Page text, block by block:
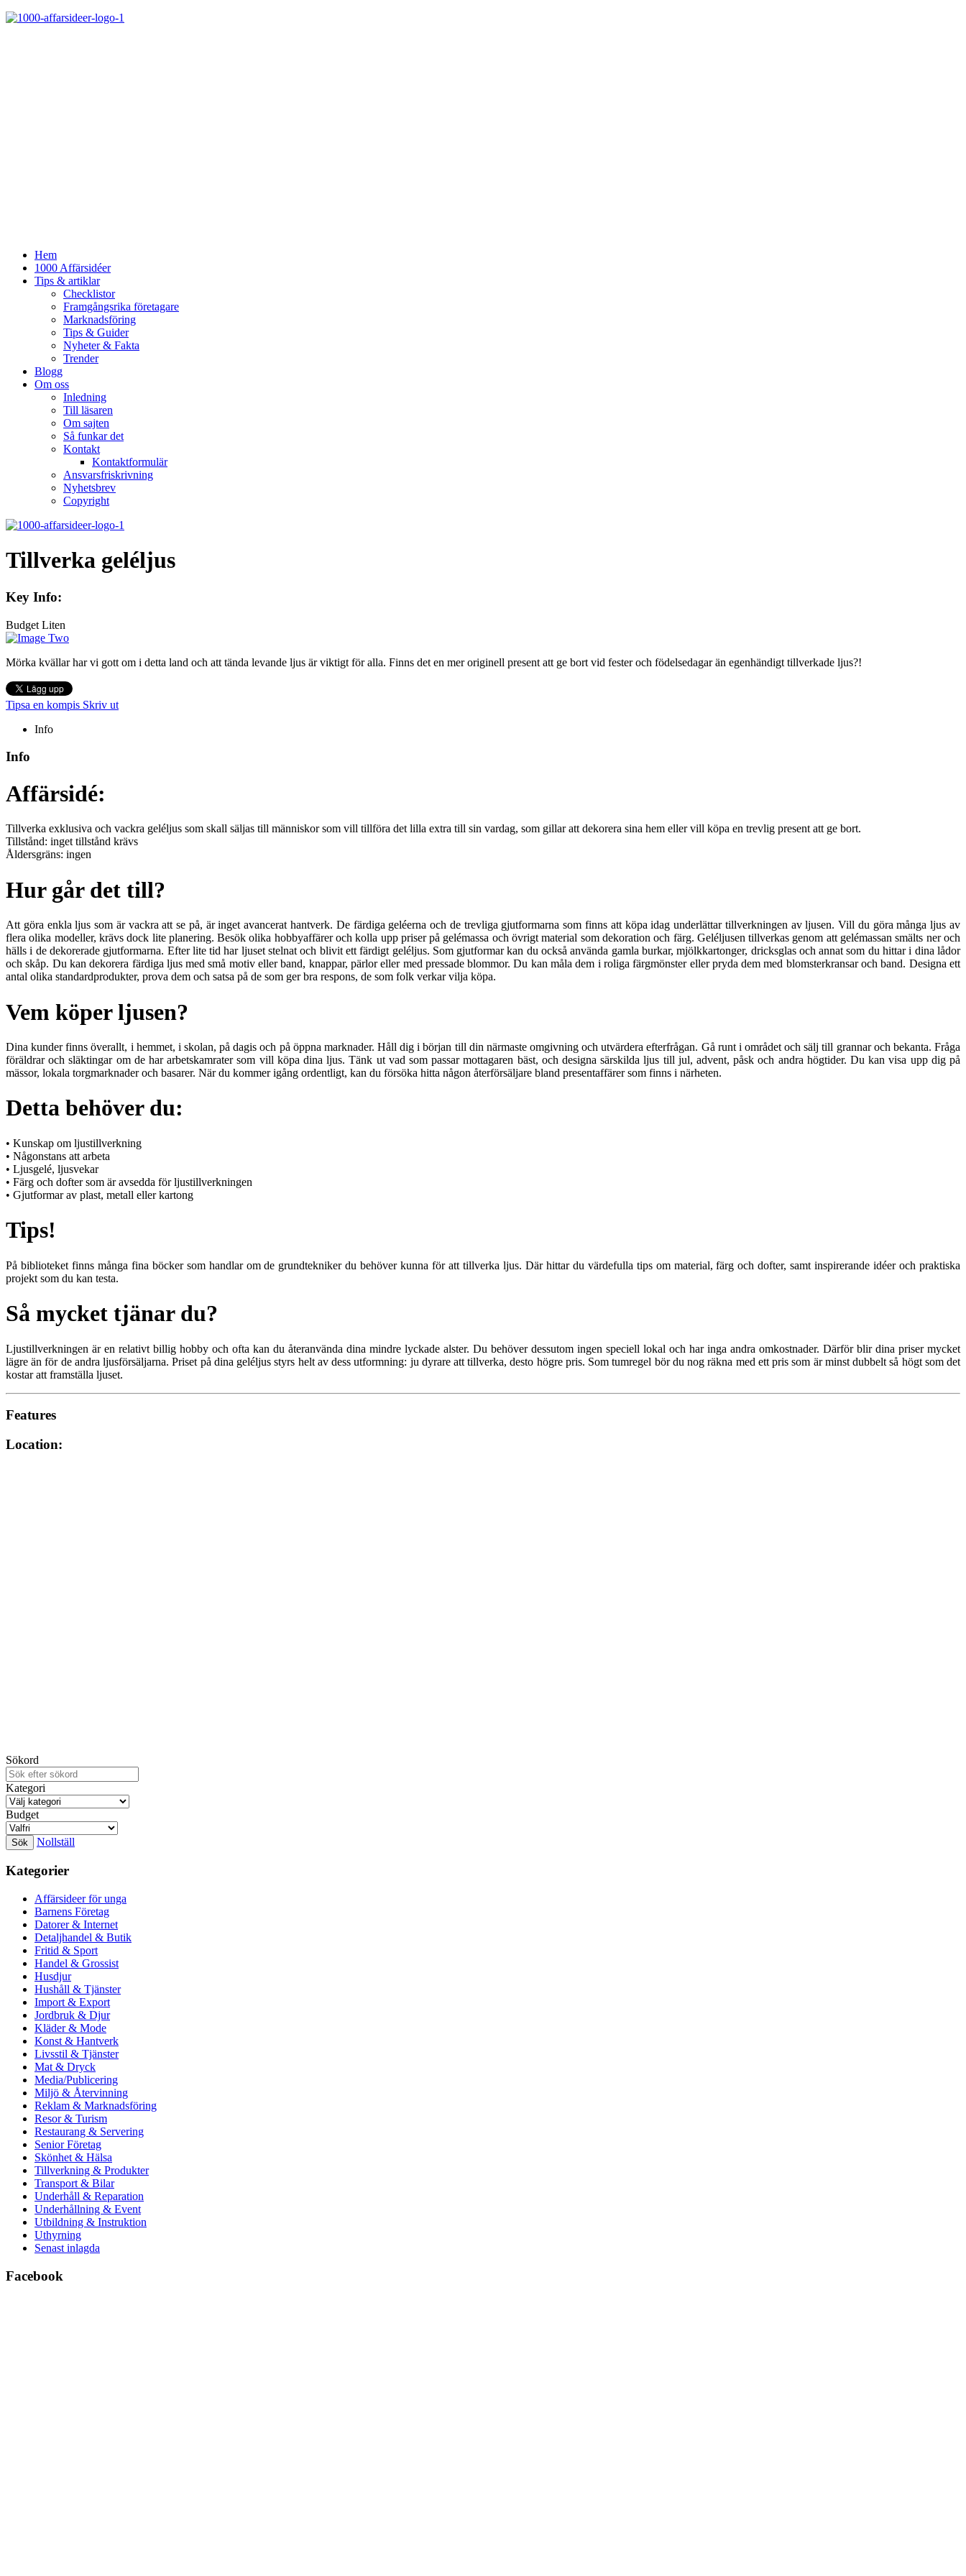
Hem
1000 Affärsidéer
Tips & artiklar
Checklistor
Framgångsrika företagare
Marknadsföring
Tips & Guider
Nyheter & Fakta
Trender
Blogg
Om oss
Inledning
Till läsaren
Om sajten
Så funkar det
Kontakt
Kontaktformulär
Ansvarsfriskrivning
Nyhetsbrev
Copyright
Tillverka geléljus
Key Info:
Budget Liten
Mörka kvällar har vi gott om i detta land och att tända levande ljus är viktigt för alla. Finns det en mer originell present att ge bort vid fester och födelsedagar än egenhändigt tillverkade ljus?!
Tipsa en kompis Skriv ut
Info
Info
Affärsidé:
Tillverka exklusiva och vackra geléljus som skall säljas till människor som vill tillföra det lilla extra till sin vardag, som gillar att dekorera sina hem eller vill köpa en trevlig present att ge bort.
Tillstånd: inget tillstånd krävs
Åldersgräns: ingen
Hur går det till?
Att göra enkla ljus som är vackra att se på, är inget avancerat hantverk. De färdiga geléerna och de trevliga gjutformarna som finns att köpa idag underlättar tillverkningen av ljusen. Vill du göra många ljus av
flera olika modeller, krävs dock lite planering. Besök olika hobbyaffärer och kolla upp priser på gelémassa och övrigt material som dekoration och färg. Geléljusen tillverkas genom att gelémassan smälts ner och
hälls i de dekorerade gjutformarna. Efter lite tid har ljuset stelnat och blivit ett färdigt geléljus. Som gjutformar kan du också använda gamla burkar, mjölkkartonger, dricksglas och annat som du hittar i dina lådor
och skåp. Du kan dekorera färdiga ljus med små motiv eller band, knappar, pärlor eller med pressade blommor. Du kan måla dem i roliga färgmönster eller pryda dem med blomsterkransar och band. Designa ett
antal olika standardprodukter, prova dem och satsa på de som ger bra respons, de som folk verkar vilja köpa.
Vem köper ljusen?
Dina kunder finns överallt, i hemmet, i skolan, på dagis och på öppna marknader. Håll dig i början till din närmaste omgivning och utvärdera efterfrågan. Gå runt i området och sälj till grannar och bekanta. Fråga
föräldrar och släktingar om de har arbetskamrater som vill köpa dina ljus. Tänk ut vad som passar mottagaren bäst, och designa särskilda ljus till jul, advent, påsk och andra högtider. Du kan visa upp dig på
mässor, lokala torgmarknader och basarer. När du kommer igång ordentligt, kan du försöka hitta någon återförsäljare bland presentaffärer som finns i närheten.
Detta behöver du:
• Kunskap om ljustillverkning
• Någonstans att arbeta
• Ljusgelé, ljusvekar
• Färg och dofter som är avsedda för ljustillverkningen
• Gjutformar av plast, metall eller kartong
Tips!
På biblioteket finns många fina böcker som handlar om de grundtekniker du behöver kunna för att tillverka ljus. Där hittar du värdefulla tips om material, färg och dofter, samt inspirerande idéer och praktiska
projekt som du kan testa.
Så mycket tjänar du?
Ljustillverkningen är en relativt billig hobby och ofta kan du återanvända dina mindre lyckade alster. Du behöver dessutom ingen speciell lokal och har inga andra omkostnader. Därför blir dina priser mycket
lägre än för de andra ljusförsäljarna. Priset på dina geléljus styrs helt av dess utformning: ju dyrare att tillverka, desto högre pris. Som tumregel bör du nog räkna med ett pris som är minst dubbelt så högt som det
kostar att framställa ljuset.
Features
Location:
Sökord
Kategori
Budget
Nollställ
Kategorier
Affärsideer för unga
Barnens Företag
Datorer & Internet
Detaljhandel & Butik
Fritid & Sport
Handel & Grossist
Husdjur
Hushåll & Tjänster
Import & Export
Jordbruk & Djur
Kläder & Mode
Konst & Hantverk
Livsstil & Tjänster
Mat & Dryck
Media/Publicering
Miljö & Återvinning
Reklam & Marknadsföring
Resor & Turism
Restaurang & Servering
Senior Företag
Skönhet & Hälsa
Tillverkning & Produkter
Transport & Bilar
Underhåll & Reparation
Underhållning & Event
Utbildning & Instruktion
Uthyrning
Senast inlagda
Facebook